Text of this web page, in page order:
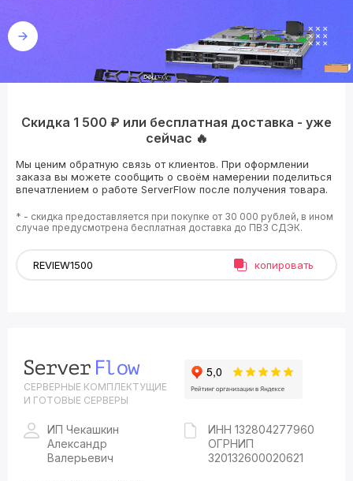
Скидка 1 500 ₽ или бесплатная доставка - уже
сейчас 🔥
Мы ценим обратную связь от клиентов. При оформлении
заказа вы можете сообщить о своём намерении поделиться
впечатлением о работе ServerFlow после получения товара.
* - скидка предоставляется при покупке от 30 000 рублей, в ином
случае предусмотрена бесплатная доставка до ПВЗ СДЭК.
копировать
СЕРВЕРНЫЕ КОМПЛЕКТУЩИЕ
И ГОТОВЫЕ СЕРВЕРЫ
ИП Чекашкин
Александр
Валерьевич
ИНН 132804277960
ОГРНИП
320132600020621